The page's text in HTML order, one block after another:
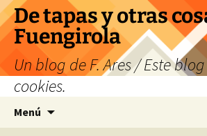
Saltar
al
contenido
De tapas y otras
Fuengirola
Un blog de F. Ares / Este
cookies.
Menú